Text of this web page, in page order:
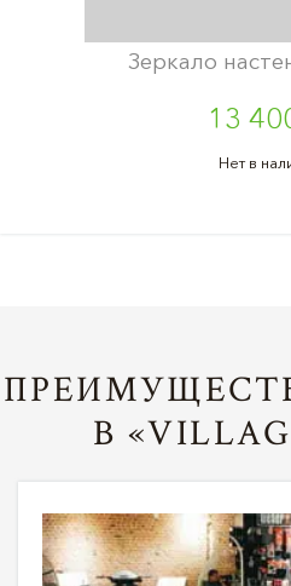
Зеркало
13
Нет в
В